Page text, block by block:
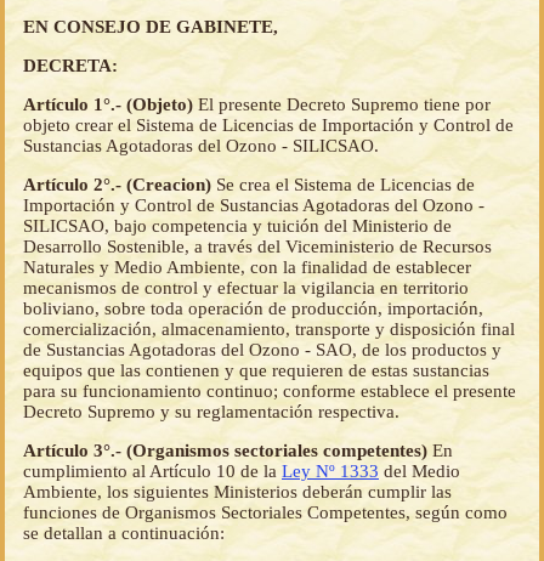
EN CONSEJO DE GABINETE,
DECRETA:
Artículo 1°.- (Objeto) El presente Decreto Supremo tiene por
objeto crear el Sistema de Licencias de Importación y Control de
Sustancias Agotadoras del Ozono - SILICSAO.
Artículo 2°.- (Creacion) Se crea el Sistema de Licencias de
Importación y Control de Sustancias Agotadoras del Ozono -
SILICSAO, bajo competencia y tuición del Ministerio de
Desarrollo Sostenible, a través del Viceministerio de Recursos
Naturales y Medio Ambiente, con la finalidad de establecer
mecanismos de control y efectuar la vigilancia en territorio
boliviano, sobre toda operación de producción, importación,
comercialización, almacenamiento, transporte y disposición final
de Sustancias Agotadoras del Ozono - SAO, de los productos y
equipos que las contienen y que requieren de estas sustancias
para su funcionamiento continuo; conforme establece el presente
Decreto Supremo y su reglamentación respectiva.
Artículo 3°.- (Organismos sectoriales competentes) En
cumplimiento al Artículo 10 de la Ley Nº 1333 del Medio
Ambiente, los siguientes Ministerios deberán cumplir las
funciones de Organismos Sectoriales Competentes, según como
se detallan a continuación: